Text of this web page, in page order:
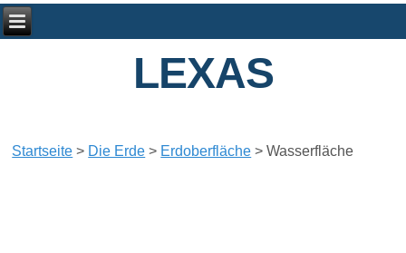
LEXAS
Startseite > Die Erde > Erdoberfläche >Wasserfläche